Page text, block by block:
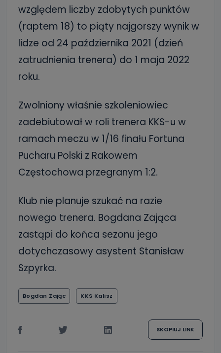
względem liczby zdobytych punktów
(raptem 18) to piąty najgorszy wynik w
lidze od 24 października 2021 (dzień
zatrudnienia trenera) do 1 maja 2022
roku.
Zwolniony właśnie szkoleniowiec
zadebiutował w roli trenera KKS-u w
ramach meczu w 1/16 finału Fortuna
Pucharu Polski z Rakowem
Częstochowa przegranym 1:2.
Klub nie planuje szukać na razie
nowego trenera. Bogdana Zająca
zastąpi do końca sezonu jego
dotychczasowy asystent Stanisław
Szpyrka.
Bogdan Zając KKS Kalisz
SKOPIUJ LINK